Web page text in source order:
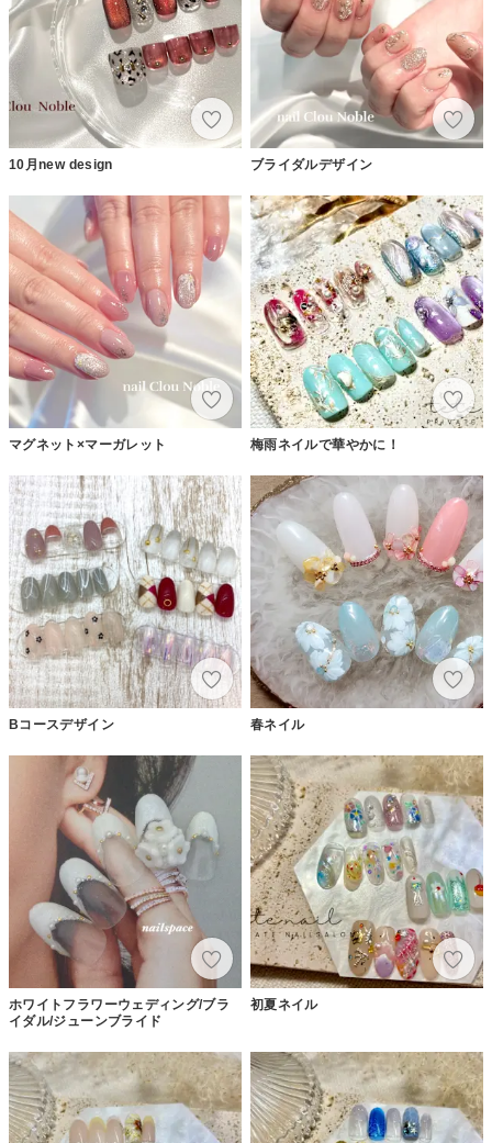
10月new design ブライダルデザイン
マグネット×マーガレット 梅雨ネイルで華やかに！
Bコースデザイン 春ネイル
ホワイトフラワーウェディング/ブラ
イダル/ジューンブライド
初夏ネイル